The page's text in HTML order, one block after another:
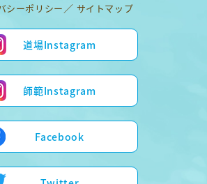
シーポリシー サイトマップ
道場Instagram
師範Instagram
Facebook